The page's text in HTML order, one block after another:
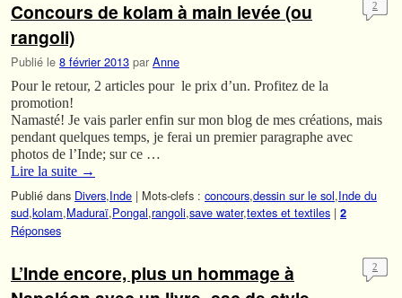
Concours de kolam à main levée (ou
rangoli)
Publié le 8 février 2013 par Anne
2
Pour le retour, 2 articles pour le prix d’un. Profitez de la
promotion!
Namasté! Je vais parler enfin sur mon blog de mes créations, mais
pendant quelques temps, je ferai un premier paragraphe avec
photos de l’Inde; sur ce …
Lire la suite →
Publié dans Divers,Inde | Mots-clefs : concours,dessin sur le sol,Inde du
sud,kolam,Maduraï,Pongal,rangoli,save water,textes et textiles | 2
Réponses
L’Inde encore, plus un hommage à
2